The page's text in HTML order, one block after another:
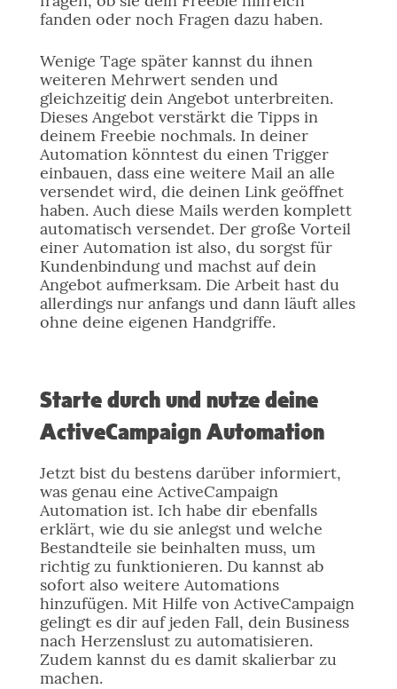
fanden oder noch Fragen dazu haben.
Wenige Tage später kannst du ihnen
weiteren Mehrwert senden und
gleichzeitig dein Angebot unterbreiten.
Dieses Angebot verstärkt die Tipps in
deinem Freebie nochmals. In deiner
Automation könntest du einen Trigger
einbauen, dass eine weitere Mail an alle
versendet wird, die deinen Link geöffnet
haben. Auch diese Mails werden komplett
automatisch versendet. Der große Vorteil
einer Automation ist also, du sorgst für
Kundenbindung und machst auf dein
Angebot aufmerksam. Die Arbeit hast du
allerdings nur anfangs und dann läuft alles
ohne deine eigenen Handgriffe.
Starte durch und nutze deine
ActiveCampaign Automation
Jetzt bist du bestens darüber informiert,
was genau eine ActiveCampaign
Automation ist. Ich habe dir ebenfalls
erklärt, wie du sie anlegst und welche
Bestandteile sie beinhalten muss, um
richtig zu funktionieren. Du kannst ab
sofort also weitere Automations
hinzufügen. Mit Hilfe von ActiveCampaign
gelingt es dir auf jeden Fall, dein Business
nach Herzenslust zu automatisieren.
Zudem kannst du es damit skalierbar zu
machen.